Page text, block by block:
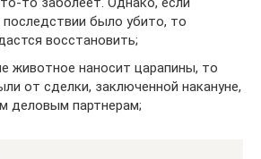
было убито, то
восстановить;
животное наносит царапины, то
от сделки, заключенной накануне,
деловым партнерам;